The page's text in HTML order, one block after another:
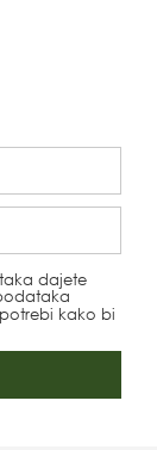
dajete
kako bi